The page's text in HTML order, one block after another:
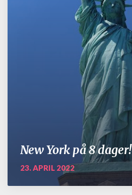
New York på 8 dager!
23. APRIL 2022